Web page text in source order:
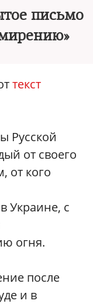
письмо
текст
Русской
от своего
от кого
Украине, с
огня.
после
и в